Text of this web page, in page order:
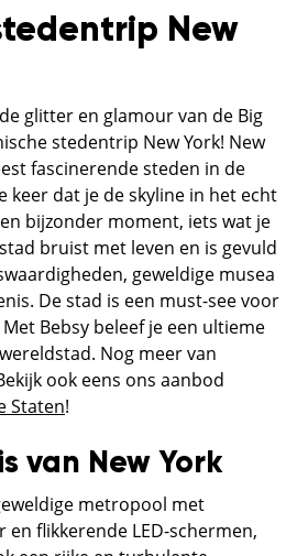
New
glitter en glamour van de Big
stedentrip New York! New
fascinerende steden in de
keer dat je de skyline in het echt
bijzonder moment, iets wat je
bruist met leven en is gevuld
geweldige musea
De stad is een must-see voor
Bebsy beleef je een ultieme
Nog meer van
ook eens ons aanbod
Staten!
van New York
metropool met
flikkerende LED-schermen,